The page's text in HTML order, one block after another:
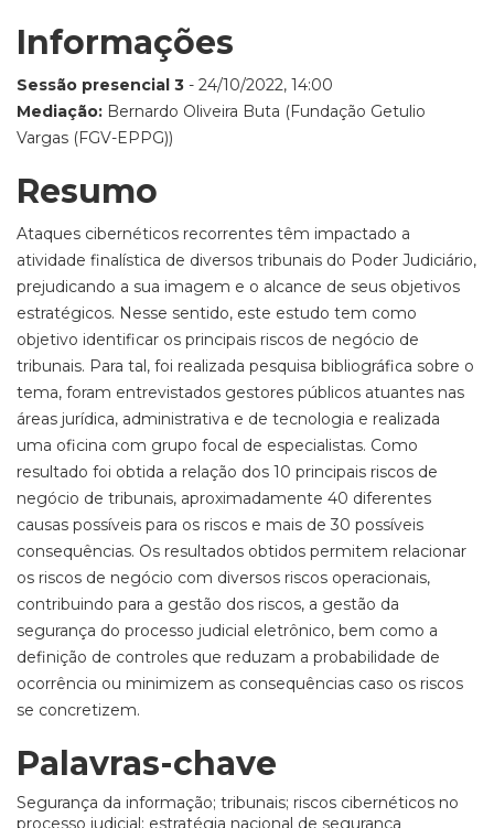
Informações
Sessão presencial 3 - 24/10/2022, 14:00
Mediação: Bernardo Oliveira Buta (Fundação Getulio
Vargas (FGV-EPPG))
Resumo
Ataques cibernéticos recorrentes têm impactado a
atividade finalística de diversos tribunais do Poder Judiciário,
prejudicando a sua imagem e o alcance de seus objetivos
estratégicos. Nesse sentido, este estudo tem como
objetivo identificar os principais riscos de negócio de
tribunais. Para tal, foi realizada pesquisa bibliográfica sobre o
tema, foram entrevistados gestores públicos atuantes nas
áreas jurídica, administrativa e de tecnologia e realizada
uma oficina com grupo focal de especialistas. Como
resultado foi obtida a relação dos 10 principais riscos de
negócio de tribunais, aproximadamente 40 diferentes
causas possíveis para os riscos e mais de 30 possíveis
consequências. Os resultados obtidos permitem relacionar
os riscos de negócio com diversos riscos operacionais,
contribuindo para a gestão dos riscos, a gestão da
segurança do processo judicial eletrônico, bem como a
definição de controles que reduzam a probabilidade de
ocorrência ou minimizem as consequências caso os riscos
se concretizem.
Palavras-chave
Segurança da informação; tribunais; riscos cibernéticos no
processo judicial; estratégia nacional de segurança